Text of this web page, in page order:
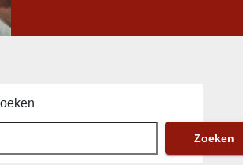
Zoeken